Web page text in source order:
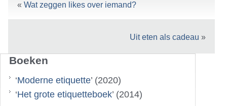
« Wat zeggen likes over iemand?
Uit eten als cadeau »
Boeken
‘Moderne etiquette’ (2020)
‘Het grote etiquetteboek’ (2014)